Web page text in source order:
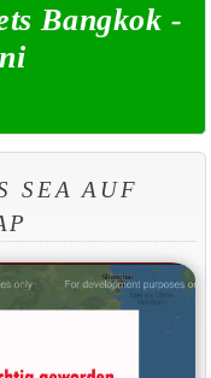
Bangkok -
SEA AUF